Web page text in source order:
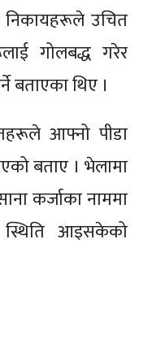
उचित
गोलबद्ध गरेर
बताएका थिए ।
आफ्नो पीडा
बताए । भेलामा
कर्जाका नाममा
आइसकेको